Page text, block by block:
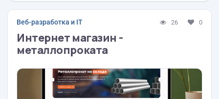
Веб-разработка и IT 26 0
Интернет магазин -
металлопроката